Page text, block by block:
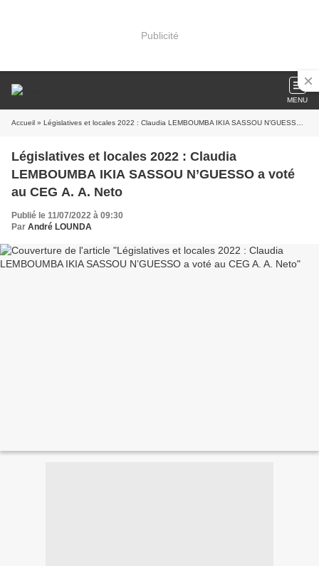
Publicité
MENU
Accueil » Législatives et locales 2022 : Claudia LEMBOUMBA IKIA SASSOU N’GUESSO a voté au CEG A. A. Neto
Législatives et locales 2022 : Claudia
LEMBOUMBA IKIA SASSOU N’GUESSO a voté
au CEG A. A. Neto
Publié le 11/07/2022 à 09:30
Par André LOUNDA